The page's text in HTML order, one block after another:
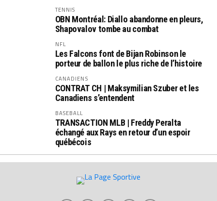
TENNIS
OBN Montréal: Diallo abandonne en pleurs,
Shapovalov tombe au combat
NFL
Les Falcons font de Bijan Robinson le
porteur de ballon le plus riche de l’histoire
CANADIENS
CONTRAT CH | Maksymilian Szuber et les
Canadiens s’entendent
BASEBALL
TRANSACTION MLB | Freddy Peralta
échangé aux Rays en retour d’un espoir
québécois